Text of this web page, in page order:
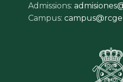
Admissions:
Campus: